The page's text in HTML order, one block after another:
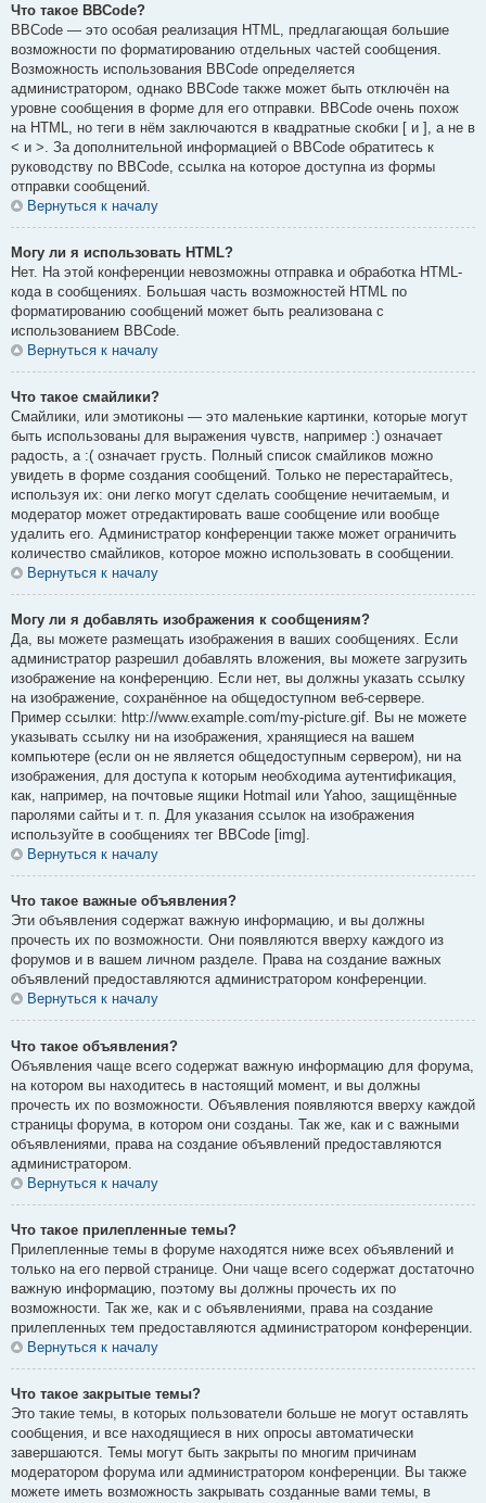
Что такое BBCode?
BBCode — это особая реализация HTML, предлагающая большие
возможности по форматированию отдельных частей сообщения.
Возможность использования BBCode определяется
администратором, однако BBCode также может быть отключён на
уровне сообщения в форме для его отправки. BBCode очень похож
на HTML, но теги в нём заключаются в квадратные скобки [ и ], а не в
< и >. За дополнительной информацией о BBCode обратитесь к
руководству по BBCode, ссылка на которое доступна из формы
отправки сообщений.
Вернуться к началу
Могу ли я использовать HTML?
Нет. На этой конференции невозможны отправка и обработка HTML-
кода в сообщениях. Большая часть возможностей HTML по
форматированию сообщений может быть реализована с
использованием BBCode.
Вернуться к началу
Что такое смайлики?
Смайлики, или эмотиконы — это маленькие картинки, которые могут
быть использованы для выражения чувств, например :) означает
радость, а :( означает грусть. Полный список смайликов можно
увидеть в форме создания сообщений. Только не перестарайтесь,
используя их: они легко могут сделать сообщение нечитаемым, и
модератор может отредактировать ваше сообщение или вообще
удалить его. Администратор конференции также может ограничить
количество смайликов, которое можно использовать в сообщении.
Вернуться к началу
Могу ли я добавлять изображения к сообщениям?
Да, вы можете размещать изображения в ваших сообщениях. Если
администратор разрешил добавлять вложения, вы можете загрузить
изображение на конференцию. Если нет, вы должны указать ссылку
на изображение, сохранённое на общедоступном веб-сервере.
Пример ссылки: http://www.example.com/my-picture.gif. Вы не можете
указывать ссылку ни на изображения, хранящиеся на вашем
компьютере (если он не является общедоступным сервером), ни на
изображения, для доступа к которым необходима аутентификация,
как, например, на почтовые ящики Hotmail или Yahoo, защищённые
паролями сайты и т. п. Для указания ссылок на изображения
используйте в сообщениях тег BBCode [img].
Вернуться к началу
Что такое важные объявления?
Эти объявления содержат важную информацию, и вы должны
прочесть их по возможности. Они появляются вверху каждого из
форумов и в вашем личном разделе. Права на создание важных
объявлений предоставляются администратором конференции.
Вернуться к началу
Что такое объявления?
Объявления чаще всего содержат важную информацию для форума,
на котором вы находитесь в настоящий момент, и вы должны
прочесть их по возможности. Объявления появляются вверху каждой
страницы форума, в котором они созданы. Так же, как и с важными
объявлениями, права на создание объявлений предоставляются
администратором.
Вернуться к началу
Что такое прилепленные темы?
Прилепленные темы в форуме находятся ниже всех объявлений и
только на его первой странице. Они чаще всего содержат достаточно
важную информацию, поэтому вы должны прочесть их по
возможности. Так же, как и с объявлениями, права на создание
прилепленных тем предоставляются администратором конференции.
Вернуться к началу
Что такое закрытые темы?
Это такие темы, в которых пользователи больше не могут оставлять
сообщения, и все находящиеся в них опросы автоматически
завершаются. Темы могут быть закрыты по многим причинам
модератором форума или администратором конференции. Вы также
можете иметь возможность закрывать созданные вами темы, в